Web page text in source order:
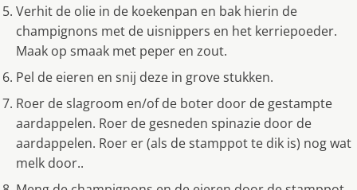
Verhit de olie in de koekenpan en bak hierin de
champignons met de uisnippers en het kerriepoeder.
Maak op smaak met peper en zout.
Pel de eieren en snij deze in grove stukken.
Roer de slagroom en/of de boter door de gestampte
aardappelen. Roer de gesneden spinazie door de
aardappelen. Roer er (als de stamppot te dik is) nog wat
melk door..